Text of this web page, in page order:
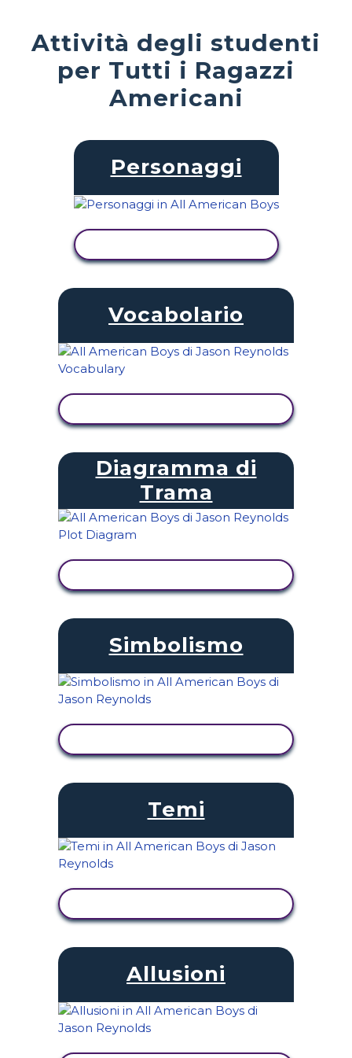
Attività degli studenti
per Tutti i Ragazzi
Americani
Personaggi
Vocabolario
Diagramma di
Trama
Simbolismo
Temi
Allusioni